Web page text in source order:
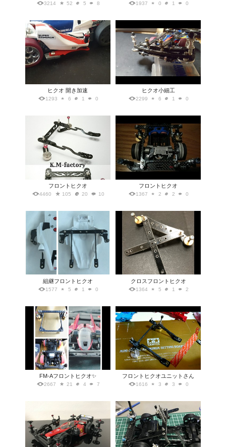
3214 52 5 8 1937 0 1 0
ヒクオ 開き加速
1293 6 1 0
ヒクオ小細工
2299 6 1 0
フロントヒクオ
4460 105 20 10
フロントヒクオ
1367 2 2 0
組継フロントヒクオ
1577 5 1 0
クロスフロントヒクオ
1364 5 1 2
FM-Aフロントヒクオ✨
2667 21 4 7
フロントヒクオユニットさん
1616 3 3 0